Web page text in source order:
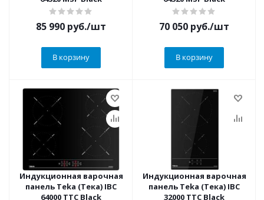
85 990 руб./шт
В корзину
70 050 руб./шт
В корзину
Индукционная варочная
панель Teka (Тека) IBC
64000 TTC Black
Индукционная варочная
панель Teka (Тека) IBC
32000 TTC Black